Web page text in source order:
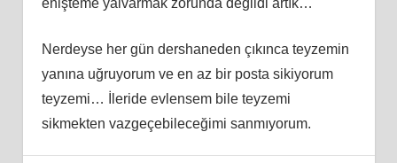
Nerdeyse her gün dershaneden çıkınca teyzemin
yanına uğruyorum ve en az bir posta sikiyorum
teyzemi… İleride evlensem bile teyzemi
sikmekten vazgeçebileceğimi sanmıyorum.